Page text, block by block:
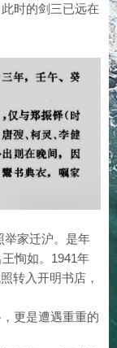
时的剑三已远在
举家迁沪。是年
恂如。1941年
转入开明书店，
更是遭遇重重的